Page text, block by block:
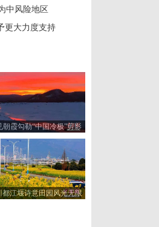
中风险地区
更大力度支持
朝霞勾勒“中国冷极”剪影
都江堰诗意田园风光无限